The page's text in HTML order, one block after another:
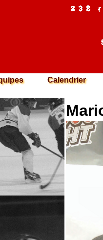
Calendrier